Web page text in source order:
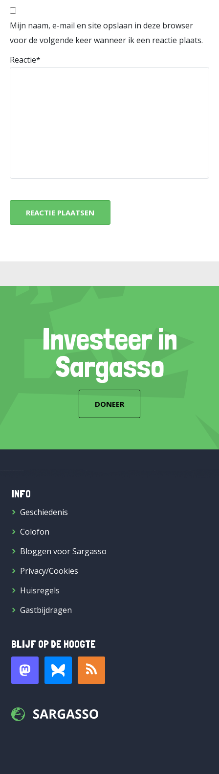
Mijn naam, e-mail en site opslaan in deze browser
voor de volgende keer wanneer ik een reactie plaats.
Reactie*
Investeer in
Sargasso
DONEER
INFO
Geschiedenis
Colofon
Bloggen voor Sargasso
Privacy/Cookies
Huisregels
Gastbijdragen
BLIJF OP DE HOOGTE